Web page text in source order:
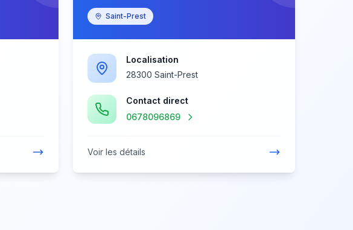
Saint-Prest
Localisation
28300 Saint-Prest
Contact direct
0678096869
Voir les détails